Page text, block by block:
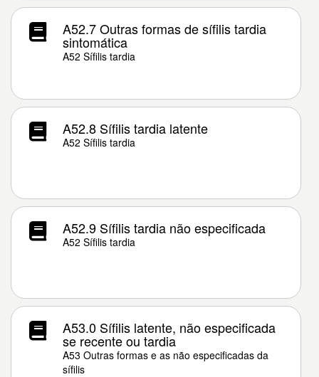
A52.7 Outras formas de sífilis tardia
sintomática
A52 Sífilis tardia
A52.8 Sífilis tardia latente
A52 Sífilis tardia
A52.9 Sífilis tardia não especificada
A52 Sífilis tardia
A53.0 Sífilis latente, não especificada
se recente ou tardia
A53 Outras formas e as não especificadas da
sífilis